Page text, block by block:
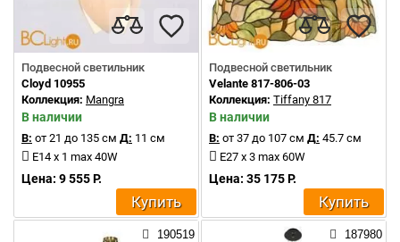
Подвесной светильник
Cloyd 10955
Коллекция: Mangra
В наличии
В: от 21 до 135 см Д: 11 см
E14 x 1 max 40W
Цена: 9 555 Р.
Купить
Подвесной светильник
Velante 817-806-03
Коллекция: Tiffany 817
В наличии
В: от 37 до 107 см Д: 45.7 см
E27 x 3 max 60W
Цена: 35 175 Р.
Купить
190519 187980